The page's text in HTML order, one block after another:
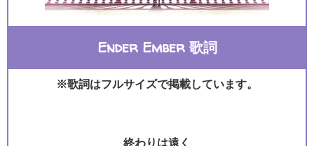
Ender Ember 歌詞
※歌詞はフルサイズで掲載しています。
終わりは遠く